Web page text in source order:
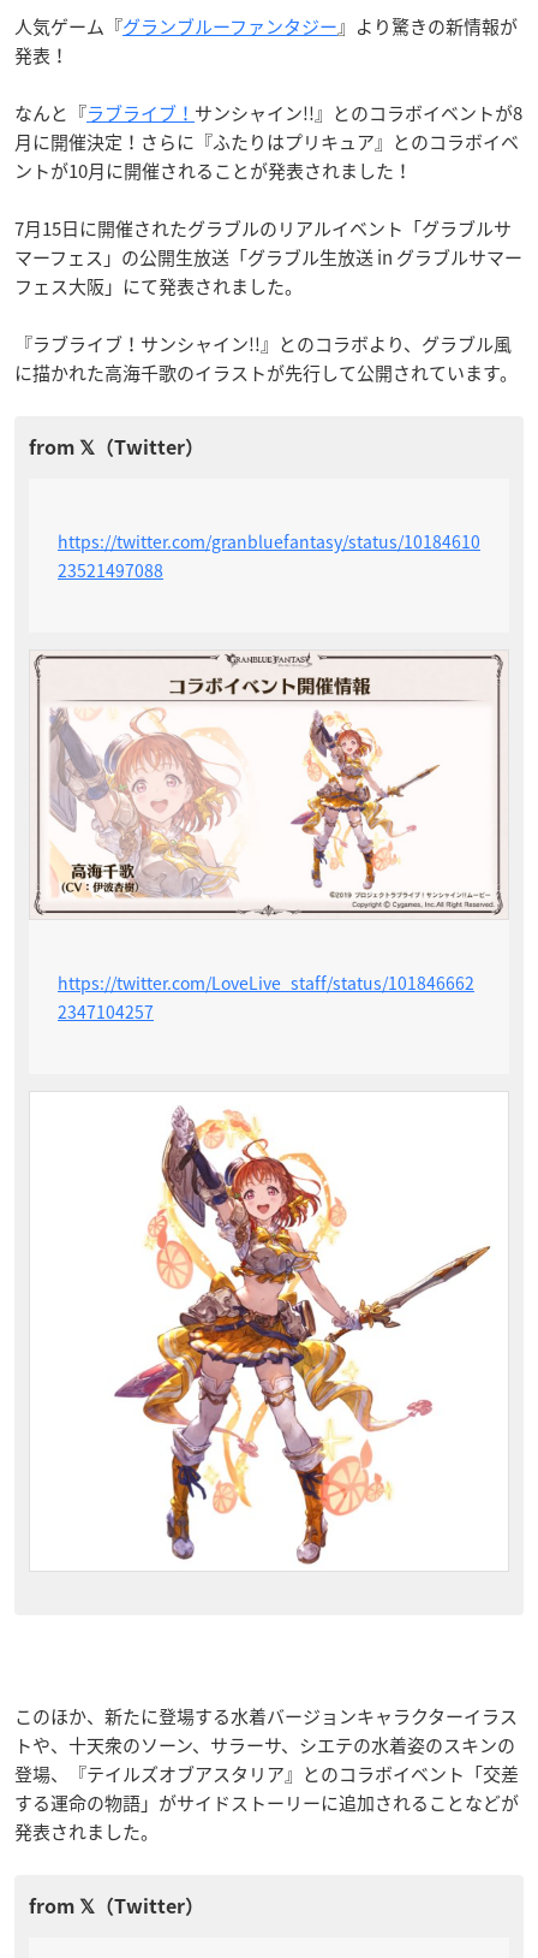
人気ゲーム『グランブルーファンタジー』より驚きの新情報が
発表！
なんと『ラブライブ！ サンシャイン!!』とのコラボイベントが8
月に開催決定！さらに『ふたりはプリキュア』とのコラボイベ
ントが10月に開催されることが発表されました！
7月15日に開催されたグラブルのリアルイベント「グラブルサ
マーフェス」の公開生放送「グラブル生放送 in グラブルサマー
フェス大阪」にて発表されました。
『ラブライブ！サンシャイン!!』とのコラボより、グラブル風
に描かれた高海千歌のイラストが先行して公開されています。
https://twitter.com/granbluefantasy/status/10184610
23521497088
https://twitter.com/LoveLive_staff/status/101846662
2347104257
このほか、新たに登場する水着バージョンキャラクターイラス
トや、十天衆のソーン、サラーサ、シエテの水着姿のスキンの
登場、『テイルズオブアスタリア』とのコラボイベント「交差
する運命の物語」がサイドストーリーに追加されることなどが
発表されました。